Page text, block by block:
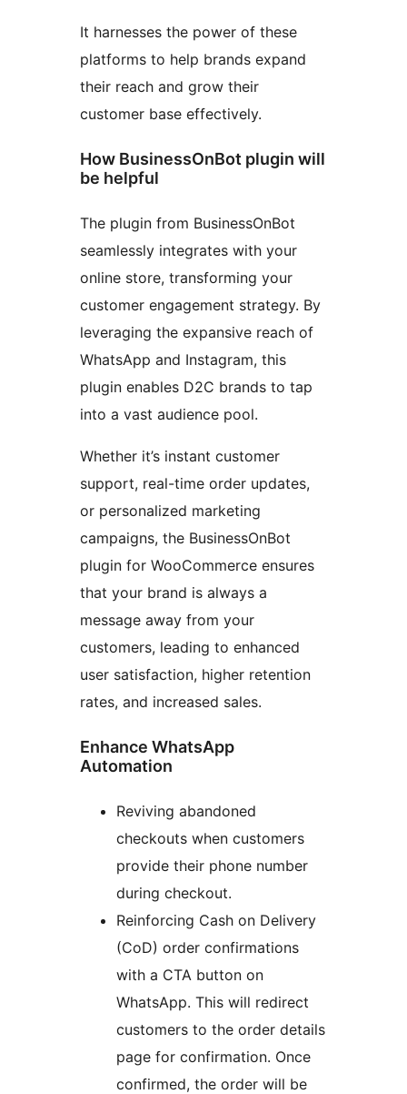
It harnesses the power of these
platforms to help brands expand
their reach and grow their
customer base effectively.
How BusinessOnBot plugin will
be helpful
The plugin from BusinessOnBot
seamlessly integrates with your
online store, transforming your
customer engagement strategy. By
leveraging the expansive reach of
WhatsApp and Instagram, this
plugin enables D2C brands to tap
into a vast audience pool.
Whether it’s instant customer
support, real-time order updates,
or personalized marketing
campaigns, the BusinessOnBot
plugin for WooCommerce ensures
that your brand is always a
message away from your
customers, leading to enhanced
user satisfaction, higher retention
rates, and increased sales.
Enhance WhatsApp
Automation
Reviving abandoned
checkouts when customers
provide their phone number
during checkout.
Reinforcing Cash on Delivery
(CoD) order confirmations
with a CTA button on
WhatsApp. This will redirect
customers to the order details
page for confirmation. Once
confirmed, the order will be